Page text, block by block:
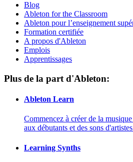
Blog
Ableton for the Classroom
Ableton pour l’enseignement
Formation certifiée
A propos d'Ableton
Emplois
Apprentissages
Plus de la part d'Ableton:
Ableton Learn
Commencez à créer de la
aux débutants et des sons
Learning Synths